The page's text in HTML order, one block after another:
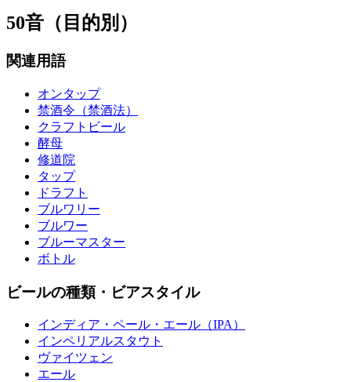
50音（目的別）
関連用語
オンタップ
禁酒令（禁酒法）
クラフトビール
酵母
修道院
タップ
ドラフト
ブルワリー
ブルワー
ブルーマスター
ボトル
ビールの種類・ビアスタイル
インディア・ペール・エール（IPA）
インペリアルスタウト
ヴァイツェン
エール